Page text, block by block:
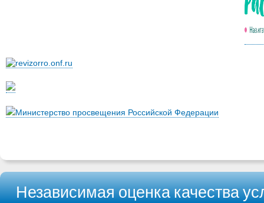
Министерство просвещения Российской Федерации
Независимая оценка качества